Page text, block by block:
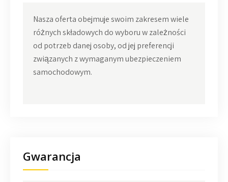
Nasza oferta obejmuje swoim zakresem wiele
różnych składowych do wyboru w zależności
od potrzeb danej osoby, od jej preferencji
związanych z wymaganym ubezpieczeniem
samochodowym.
Gwarancja